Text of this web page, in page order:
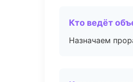
Кто ведёт
Назначаем